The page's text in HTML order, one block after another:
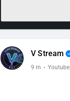
V Stream
9 m · Youtube